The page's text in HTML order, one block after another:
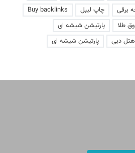
برقی چاپ لیبل
Buy backlinks
طلا
پارتیشن شیشه ای
هتل دبی پارتیشن شیشه ای